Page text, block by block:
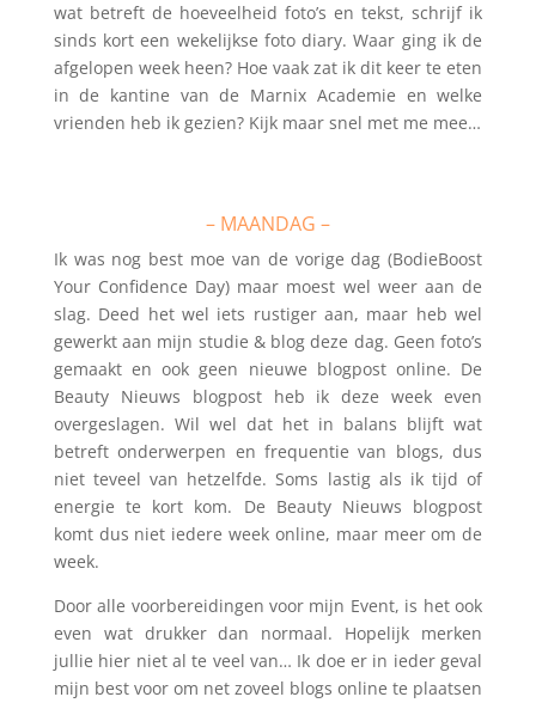
wat betreft de hoeveelheid foto’s en tekst, schrijf ik
sinds kort een wekelijkse foto diary. Waar ging ik de
afgelopen week heen? Hoe vaak zat ik dit keer te eten
in de kantine van de Marnix Academie en welke
vrienden heb ik gezien? Kijk maar snel met me mee…
– MAANDAG –
Ik was nog best moe van de vorige dag (BodieBoost
Your Confidence Day) maar moest wel weer aan de
slag. Deed het wel iets rustiger aan, maar heb wel
gewerkt aan mijn studie & blog deze dag. Geen foto’s
gemaakt en ook geen nieuwe blogpost online. De
Beauty Nieuws blogpost heb ik deze week even
overgeslagen. Wil wel dat het in balans blijft wat
betreft onderwerpen en frequentie van blogs, dus
niet teveel van hetzelfde. Soms lastig als ik tijd of
energie te kort kom. De Beauty Nieuws blogpost
komt dus niet iedere week online, maar meer om de
week.
Door alle voorbereidingen voor mijn Event, is het ook
even wat drukker dan normaal. Hopelijk merken
jullie hier niet al te veel van… Ik doe er in ieder geval
mijn best voor om net zoveel blogs online te plaatsen